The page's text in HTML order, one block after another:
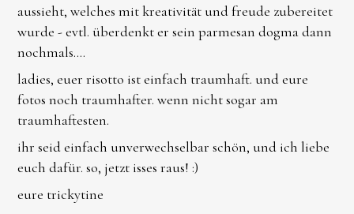
aussieht, welches mit kreativität und freude zubereitet
wurde - evtl. überdenkt er sein parmesan dogma dann
nochmals....
ladies, euer risotto ist einfach traumhaft. und eure
fotos noch traumhafter. wenn nicht sogar am
traumhaftesten.
ihr seid einfach unverwechselbar schön, und ich liebe
euch dafür. so, jetzt isses raus! :)
eure trickytine